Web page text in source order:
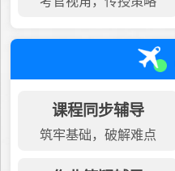
课程同步辅导
筑牢基础，破解难点